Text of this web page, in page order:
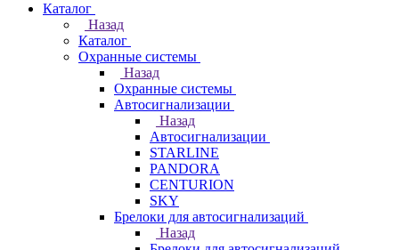
Каталог
Назад
Каталог
Охранные системы
Назад
Охранные системы
Автосигнализации
Назад
Автосигнализации
STARLINE
PANDORA
CENTURION
SKY
Брелоки для автосигнализаций
Назад